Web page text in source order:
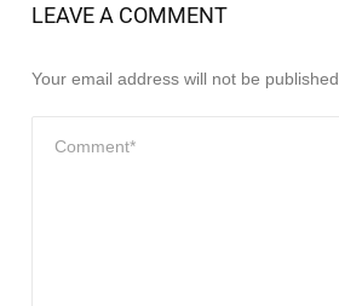
LEAVE A COMMENT
Your email address will not be published.